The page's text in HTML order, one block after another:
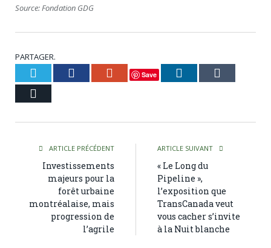
Source: Fondation GDG
PARTAGER.
Twitter Facebook Google+
Save LinkedIn
ARTICLE PRÉCÉDENT
Investissements
majeurs pour la
forêt urbaine
montréalaise, mais
progression de
l’agrile
ARTICLE SUIVANT
« Le Long du
Pipeline »,
l’exposition que
TransCanada veut
vous cacher s’invite
à la Nuit blanche